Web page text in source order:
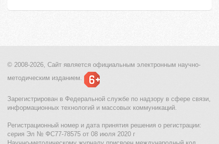
© 2008-2026, Сайт является официальным электронным научно-
методическим изданием.
Зарегистрирован в Федеральной службе по надзору в сфере связи,
информационных технологий и массовых коммуникаций.
Регистрационный номер и дата принятия решения о регистрации:
серия Эл № ФС77-78575 от 08 июля 2020 г